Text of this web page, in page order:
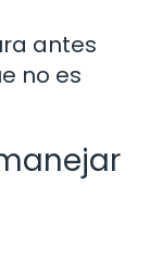
antes
no es